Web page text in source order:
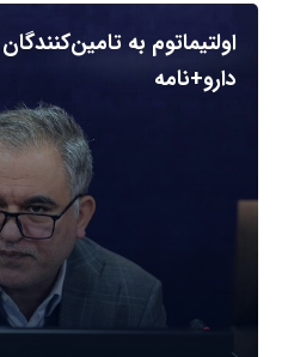
اولتیماتوم به
دارو+نامه